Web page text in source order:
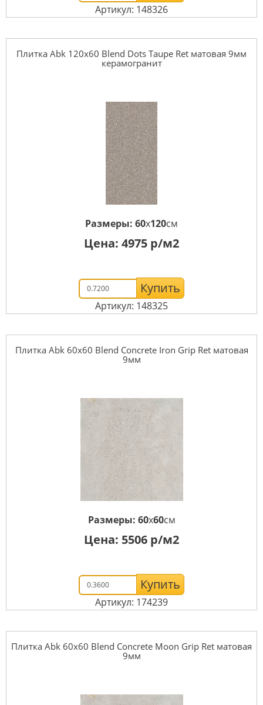
Артикул: 148326
Плитка Abk 120x60 Blend Dots Taupe Ret матовая 9мм
керамогранит
Размеры: 60x120см
Цена: 4975 р/м2
Купить
Артикул: 148325
Плитка Abk 60x60 Blend Concrete Iron Grip Ret матовая
9мм
Размеры: 60x60см
Цена: 5506 р/м2
Купить
Артикул: 174239
Плитка Abk 60x60 Blend Concrete Moon Grip Ret матовая
9мм